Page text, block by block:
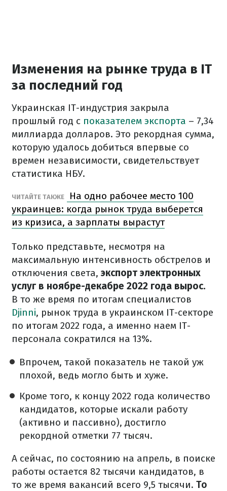
Изменения на рынке труда в IT
за последний год
Украинская IT-индустрия закрыла
прошлый год с показателем экспорта – 7,34
миллиарда долларов. Это рекордная сумма,
которую удалось добиться впервые со
времен независимости, свидетельствует
статистика НБУ.
ЧИТАЙТЕ ТАКЖЕ
На одно рабочее место 100
украинцев: когда рынок труда выберется
из кризиса, а зарплаты вырастут
Только представьте, несмотря на
максимальную интенсивность обстрелов и
отключения света, экспорт электронных
услуг в ноябре-декабре 2022 года вырос.
В то же время по итогам специалистов
Djinni, рынок труда в украинском IT-секторе
по итогам 2022 года, а именно наем IT-
персонала сократился на 13%.
Впрочем, такой показатель не такой уж
плохой, ведь могло быть и хуже.
Кроме того, к концу 2022 года количество
кандидатов, которые искали работу
(активно и пассивно), достигло
рекордной отметки 77 тысяч.
А сейчас, по состоянию на апрель, в поиске
работы остается 82 тысячи кандидатов, в
то же время вакансий всего 9,5 тысячи. То